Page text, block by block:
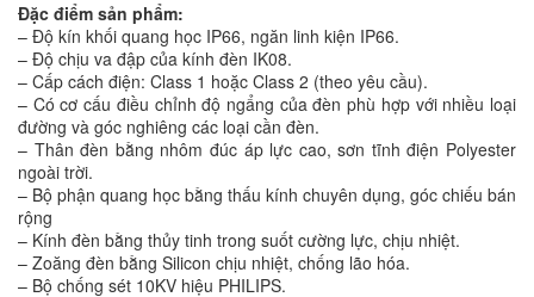
Đặc điểm sản phẩm:
– Độ kín khối quang học IP66, ngăn linh kiện IP66.
– Độ chịu va đập của kính đèn IK08.
– Cấp cách điện: Class 1 hoặc Class 2 (theo yêu cầu).
– Có cơ cấu điều chỉnh độ ngẩng của đèn phù hợp với nhiều loại
đường và góc nghiêng các loại cần đèn.
– Thân đèn bằng nhôm đúc áp lực cao, sơn tĩnh điện Polyester
ngoài trời.
– Bộ phận quang học bằng thấu kính chuyên dụng, góc chiếu bán
rộng
– Kính đèn bằng thủy tinh trong suốt cường lực, chịu nhiệt.
– Zoăng đèn bằng Silicon chịu nhiệt, chống lão hóa.
– Bộ chống sét 10KV hiệu PHILIPS.